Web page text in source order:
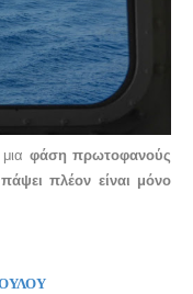
φάση πρωτοφανούς
πάψει πλέον είναι μόνο